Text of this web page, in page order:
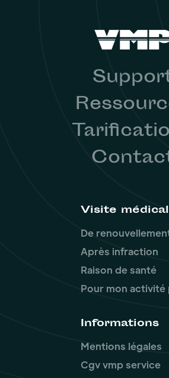
Visite
De
Après infraction
Raison de santé
Pour mon activité
Informations
Mentions légales
Cgv vmp service